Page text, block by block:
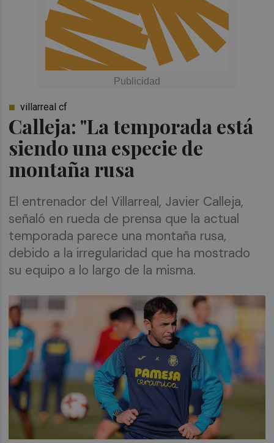
Calleja: "La temporada está
siendo una especie de
montaña rusa
villarreal cf
El entrenador del Villarreal, Javier Calleja,
señaló en rueda de prensa que la actual
temporada parece una montaña rusa,
debido a la irregularidad que ha mostrado
su equipo a lo largo de la misma.